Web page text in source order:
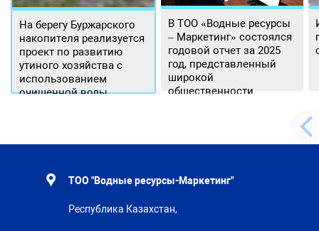
На берегу Буржарского
накопителя реализуется
проект по развитию
утиного хозяйства с
использованием
очищенной воды
В ТОО «Водные ресурсы
– Маркетинг» состоялся
годовой отчет за 2025
год, представленный
широкой
общественности.
ТОО "Водные ресурсы-Маркетинг"
Республика Казахстан,